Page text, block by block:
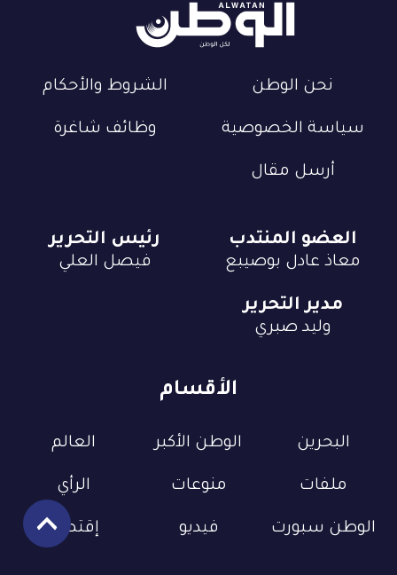
نحن الوطن الشروط والأحكام
سياسة الخصوصية وظائف شاغرة
أرسل مقال
الأقسام
البحرين الوطن الأكبر العالم
ملفات منوعات الرأي
الوطن سبورت فيديو إقتصاد
العضو المنتدب
معاذ عادل بوصيبع
رئيس التحرير
فيصل العلي
مدير التحرير
وليد صبري